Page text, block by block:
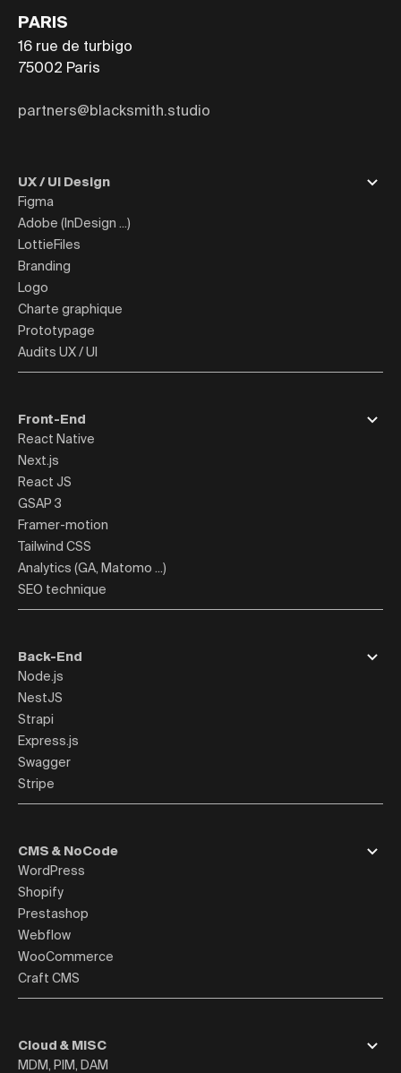
PARIS
16 rue de turbigo
75002 Paris
partners@blacksmith.studio
UX / UI Design
Figma
Adobe (InDesign ...)
LottieFiles
Branding
Logo
Charte graphique
Prototypage
Audits UX / UI
Front-End
React Native
Next.js
React JS
GSAP 3
Framer-motion
Tailwind CSS
Analytics (GA, Matomo ...)
SEO technique
Back-End
Node.js
NestJS
Strapi
Express.js
Swagger
Stripe
CMS & NoCode
WordPress
Shopify
Prestashop
Webflow
WooCommerce
Craft CMS
Cloud & MISC
MDM, PIM, DAM